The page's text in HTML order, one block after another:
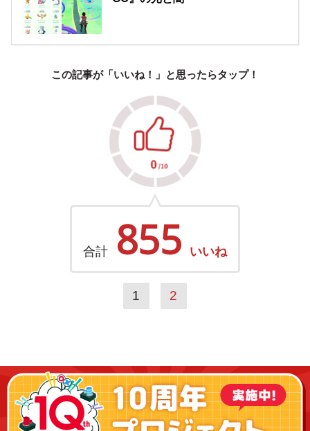
この記事が「いいね！」と思ったらタップ！
合計 855 いいね
1 2